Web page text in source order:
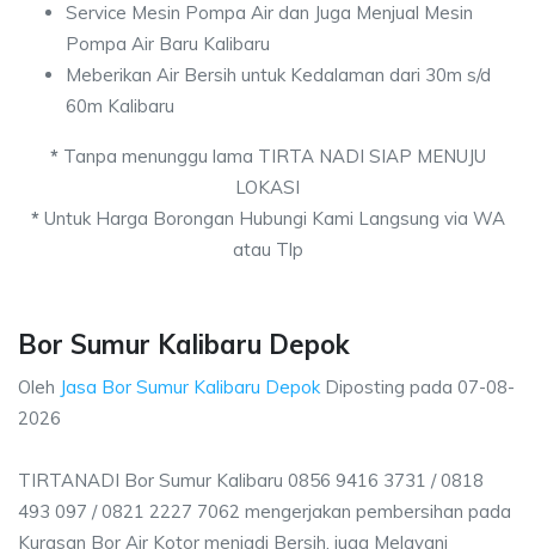
Service Mesin Pompa Air dan Juga Menjual Mesin
Pompa Air Baru Kalibaru
Meberikan Air Bersih untuk Kedalaman dari 30m s/d
60m Kalibaru
*Tanpa menunggu lama TIRTA NADI SIAP MENUJU
LOKASI
*Untuk Harga Borongan Hubungi Kami Langsung via WA
atau Tlp
Bor Sumur Kalibaru Depok
Oleh Jasa Bor Sumur Kalibaru Depok Diposting pada 07-08-
2026
TIRTANADI Bor Sumur Kalibaru 0856 9416 3731 / 0818
493 097 / 0821 2227 7062 mengerjakan pembersihan pada
Kurasan Bor Air Kotor menjadi Bersih, juga Melayani